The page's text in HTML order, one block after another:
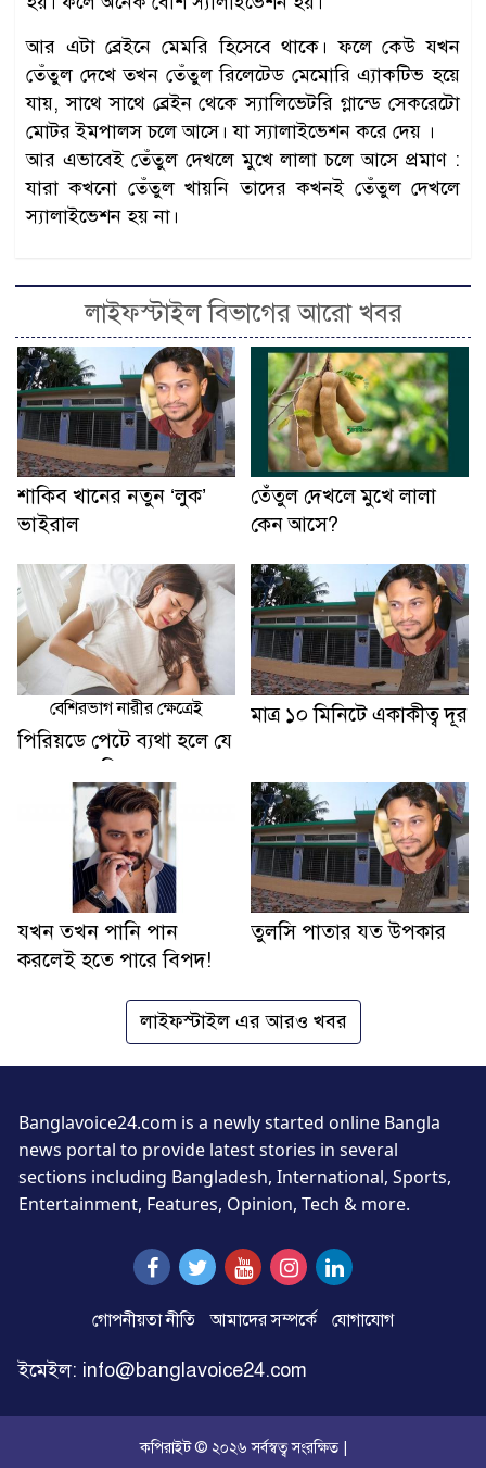
আর এটা ব্রেইনে মেমরি হিসেবে থাকে। ফলে কেউ যখন
তেঁতুল দেখে তখন তেঁতুল রিলেটেড মেমোরি এ্যাকটিভ হয়ে
যায়, সাথে সাথে ব্রেইন থেকে স্যালিভেটরি গ্লান্ডে সেকরেটো
মোটর ইমপালস চলে আসে। যা স্যালাইভেশন করে দেয় ।
আর এভাবেই তেঁতুল দেখলে মুখে লালা চলে আসে প্রমাণ :
যারা কখনো তেঁতুল খায়নি তাদের কখনই তেঁতুল দেখলে
স্যালাইভেশন হয় না।
লাইফস্টাইল বিভাগের আরো খবর
শাকিব খানের নতুন ‍‍‘লুক‍‍’
ভাইরাল
তেঁতুল দেখলে মুখে লালা
কেন আসে?
বেশিরভাগ নারীর ক্ষেত্রেই
পিরিয়ডে পেটে ব্যথা হলে যে
৫ খাবার এড়িয়ে চলবেন
মাত্র ১০ মিনিটে একাকীত্ব দূর
যখন তখন পানি পান
করলেই হতে পারে বিপদ!
তুলসি পাতার যত উপকার
লাইফস্টাইল এর আরও খবর
Banglavoice24.com is a newly started online Bangla
news portal to provide latest stories in several
sections including Bangladesh, International, Sports,
Entertainment, Features, Opinion, Tech & more.
গোপনীয়তা নীতি আমাদের সম্পর্কে যোগাযোগ
ইমেইল: info@banglavoice24.com
কপিরাইট © ২০২৬ সর্বস্বত্ব সংরক্ষিত |